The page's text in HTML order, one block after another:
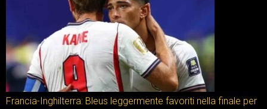
Francia-Inghilterra: Bleus leggermente favoriti nella finale per